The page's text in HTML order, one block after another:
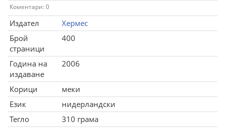
Коментари: 0
Издател
Хермес
Брой
страници
400
Година на
издаване
2006
Корици
меки
Език
нидерландски
Тегло
310 грама